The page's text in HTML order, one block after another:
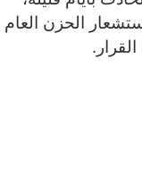
الحزن العام